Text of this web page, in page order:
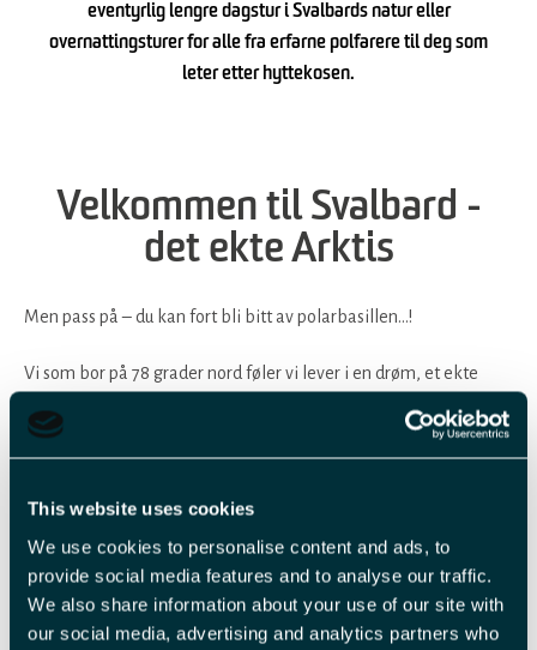
This website uses cookies
We use cookies to personalise content and ads, to
provide social media features and to analyse our traffic.
We also share information about your use of our site with
our social media, advertising and analytics partners who
eventyrlig lengre dagstur i Svalbards natur eller
overnattingsturer for alle fra erfarne polfarere til deg som
leter etter hyttekosen.
Velkommen til Svalbard -
det ekte Arktis
Men pass på – du kan fort bli bitt av polarbasillen…!
Vi som bor på 78 grader nord føler vi lever i en drøm, et ekte
arktisk eventyr. I et landskap preget av tundra, snaufjell, isbreer,
ekstreme lysvariasjoner og et spennende dyreliv har vi
verden. Og vi elsker livet på Svalbard, vi kan knapt tenke oss
begrep som betegner ønsket om alltid å ville komme tilbake
når man først har satt sine føtter her. Er du klar for å bli bitt…?